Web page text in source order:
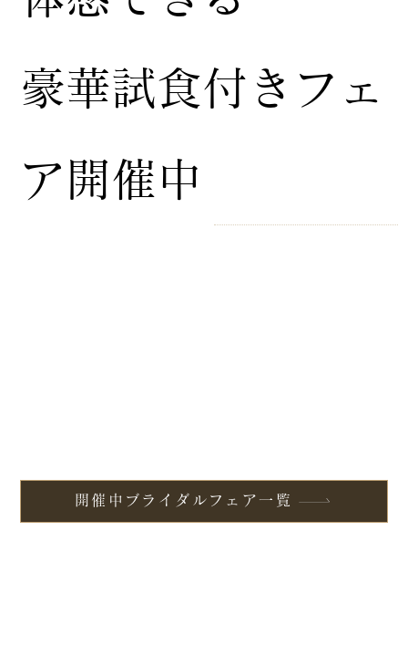
開催中ブライダルフェア一覧
豪華試食付きフェ
ア開催中